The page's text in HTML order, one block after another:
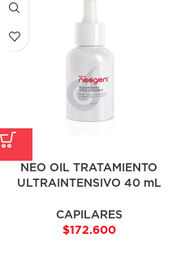
NEO OIL TRATAMIENTO
ULTRAINTENSIVO 40 mL
CAPILARES
$172.600